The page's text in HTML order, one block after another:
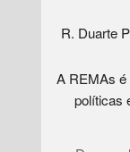
R. Duarte
A REMAs é
políticas